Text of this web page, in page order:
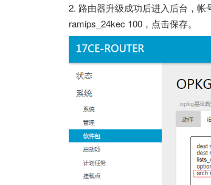
2. 路由器升级成功后进入后台，
ramips_24kec 100，点击保存。